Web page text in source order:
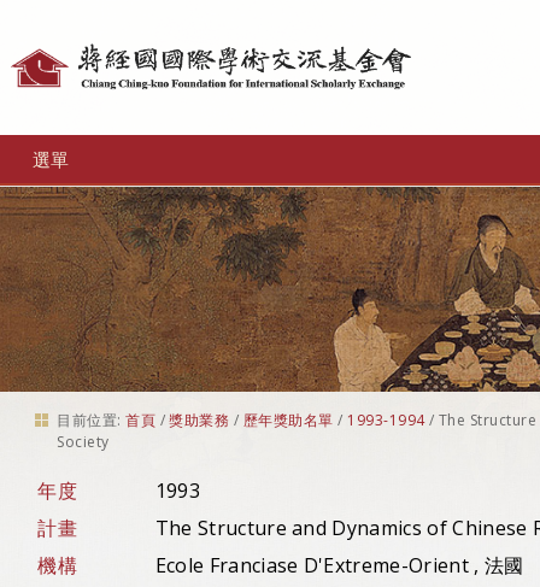
選單
目前位置: 首頁 /獎助業務 / 歷年獎助名單 / 1993-1994 / The
Society
年度
1993
計畫
The Structure and Dynamics of Chinese
機構
Ecole Franciase D'Extreme-Orient , 法國